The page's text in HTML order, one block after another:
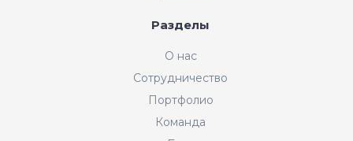
Разделы
О нас
Сотрудничество
Портфолио
Команда